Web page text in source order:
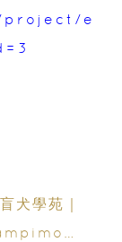
e
犬學苑｜